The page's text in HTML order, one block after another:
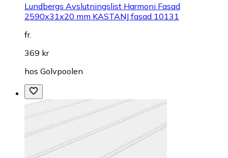
Lundbergs Avslutningslist Harmoni Fasad
2590x31x20 mm KASTANJ fasad 10131
fr.
369 kr
hos Golvpoolen